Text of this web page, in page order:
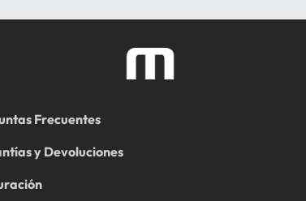
Frecuentes
y Devoluciones